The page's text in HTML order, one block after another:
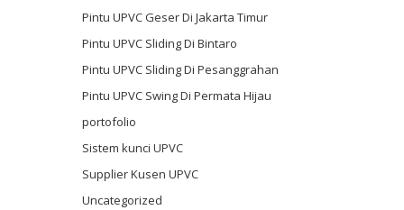
Pintu UPVC Geser Di Jakarta Timur
Pintu UPVC Sliding Di Bintaro
Pintu UPVC Sliding Di Pesanggrahan
Pintu UPVC Swing Di Permata Hijau
portofolio
Sistem kunci UPVC
Supplier Kusen UPVC
Uncategorized